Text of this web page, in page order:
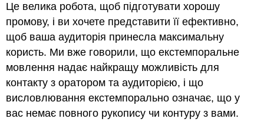
виноси
Вправи
Це велика робота, щоб підготувати хорошу
промову, і ви хочете представити її ефективно,
щоб ваша аудиторія принесла максимальну
користь. Ми вже говорили, що екстемпоральне
мовлення надає найкращу можливість для
контакту з оратором та аудиторією, і що
висловлювання екстемпорально означає, що у
вас немає повного рукопису чи контуру з вами.